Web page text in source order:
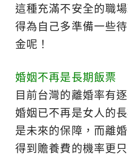
這種充滿不安全的職
得為自己多準備一些
金呢！
婚姻不再是長期飯票
目前台灣的離婚率有
婚姻已不再是女人的
是未來的保障，而離
得到贍養費的機率更